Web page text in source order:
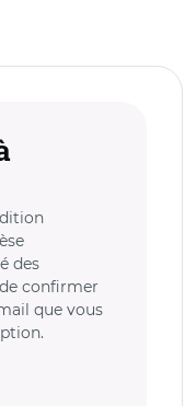
des
confirmer
que vous